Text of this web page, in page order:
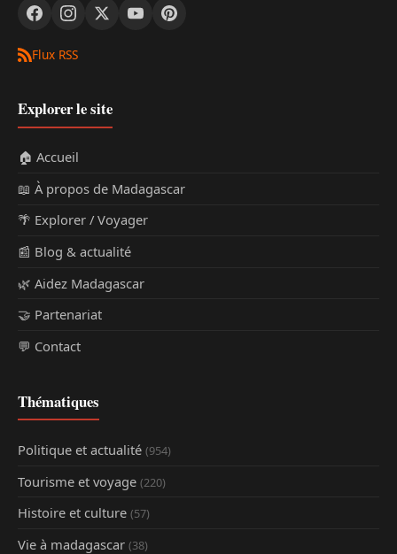
Flux RSS
Explorer le site
🏠 Accueil
📖 À propos de Madagascar
🌴 Explorer / Voyager
📰 Blog & actualité
🌿 Aidez Madagascar
🤝 Partenariat
💬 Contact
Thématiques
Politique et actualité (954)
Tourisme et voyage (220)
Histoire et culture (57)
Vie à madagascar (38)